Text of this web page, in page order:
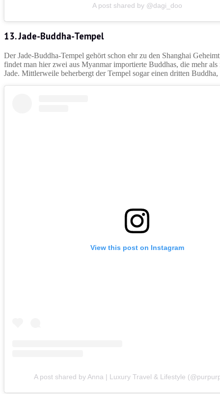
A post shared by @dagi_doo
13. Jade-Buddha-Tempel
Der Jade-Buddha-Tempel gehört schon ehr zu den Shanghai
findet man hier zwei aus Myanmar importierte Buddhas, die mehr
Jade. Mittlerweile beherbergt der Tempel sogar einen dritten
View this post on Instagram
A post shared by Anna | Luxury Travel & Lifestyle